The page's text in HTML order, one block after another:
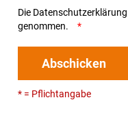
Die Datenschutzerklärung
genommen.
Abschicken
* = Pflichtangabe